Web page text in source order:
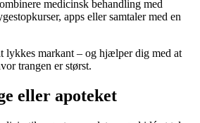
medicinsk behandling med
apps eller samtaler med en
lykkes markant – og hjælper dig med at
trangen er størst.
eller apoteket